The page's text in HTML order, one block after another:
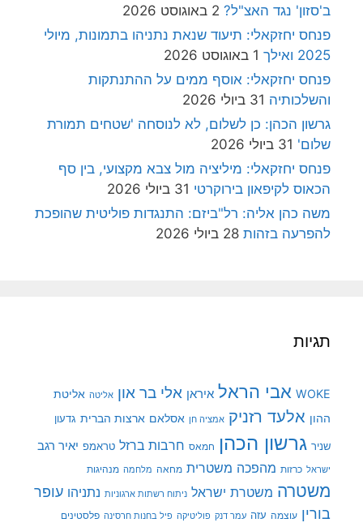
ב'סזון' נגד האצ"ל? 2 באוגוסט 2026
פנחס יחזקאלי: תיעוד שנאת נתניהו בתמונות, מיולי
2025 ואילך
1 באוגוסט 2026
פנחס יחזקאלי: אוסף ממים על ההתנתקות
והשלכותיה 31 ביולי 2026
גרשון הכהן: כן לשלום, לא לנוסחה 'שטחים תמורת
שלום' 31 ביולי 2026
פנחס יחזקאלי: מיליציה מול צבא מקצועי, בין סף
הכאוס לקיפאון בירוקרטי 31 ביולי 2026
משה כהן אליה: רל"ביזם: התנגדות פוליטית שהופכת
להפרעה בזהות 28 ביולי 2026
תגיות
WOKE אבי הראל איראן אלי בר און אליטה אליטת
ההון אלעד רזניק אמציה חן אסלאם ארצות הברית גדעון
שניר גרשון הכהן חמאס חרבות ברזל טראמפ יאיר רגב
ישראל כרזות מהפכה משטרית מחאה מלחמה מנהיגות
משטרה משטרת ישראל ניתוח רשתות ארגוניות נתניהו עופר
בורין עוצמה עזה עמר דנק פוליטיקה פיל בחנות חרסינה פלסטינים